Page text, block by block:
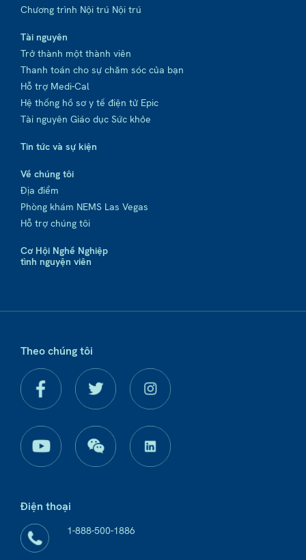
Chương trình Nội trú Nội trú
Tài nguyên
Trở thành một thành viên
Thanh toán cho sự chăm sóc của bạn
Hỗ trợ Medi-Cal
Hệ thống hồ sơ y tế điện tử Epic
Tài nguyên Giáo dục Sức khỏe
Tin tức và sự kiện
Về chúng tôi
Địa điểm
Phòng khám NEMS Las Vegas
Hỗ trợ chúng tôi
Cơ Hội Nghề Nghiệp
tình nguyện viên
Theo chúng tôi
Điện thoại
1-888-500-1886